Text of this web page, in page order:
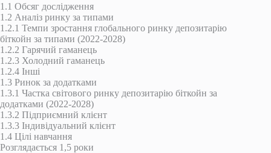
1.1 Обсяг дослідження
1.2 Аналіз ринку за типами
1.2.1 Темпи зростання глобального ринку депозитарію
біткойн за типами (2022-2028)
1.2.2 Гарячий гаманець
1.2.3 Холодний гаманець
1.2.4 Інші
1.3 Ринок за додатками
1.3.1 Частка світового ринку депозитарію біткойн за
додатками (2022-2028)
1.3.2 Підприємний клієнт
1.3.3 Індивідуальний клієнт
1.4 Цілі навчання
Розглядається 1,5 роки